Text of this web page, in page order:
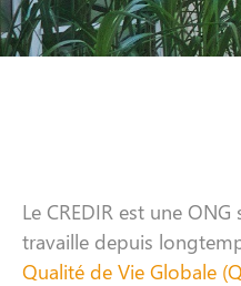
Le CREDIR est une
travaille depuis
Qualité de Vie Globale